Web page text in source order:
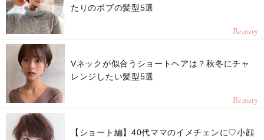
たりのボブの髪型5選
Beauty
Vネックが似合うショートヘアは？秋冬にチャ
レンジしたい髪型5選
Beauty
【ショート編】40代ママのイメチェンに♡小顔